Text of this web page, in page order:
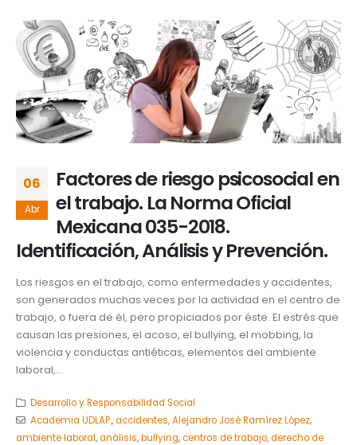
06
Abr
Factores de riesgo psicosocial en
el trabajo. La Norma Oficial
Mexicana 035-2018.
Identificación, Análisis y Prevención.
Los riesgos en el trabajo, como enfermedades y accidentes,
son generados muchas veces por la actividad en el centro de
trabajo, o fuera de él, pero propiciados por éste. El estrés que
causan las presiones, el acoso, el bullying, el mobbing, la
violencia y conductas antiéticas, elementos del ambiente
laboral,...
Desarrollo y Responsabilidad Social
Academia UDLAP.,accidentes,Alejandro José Ramírez López,
ambiente laboral,análisis,bullying,centros de trabajo,derecho de